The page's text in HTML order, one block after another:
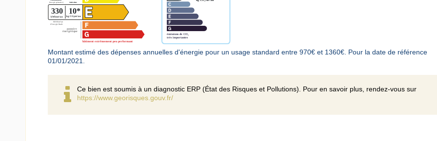
Montant estimé des dépenses annuelles d'énergie pour un usage standard entre 970€ et 1360€. Pour la date de référence
01/01/2021.
Ce bien est soumis à un diagnostic ERP (État des Risques et Pollutions). Pour en savoir plus, rendez-vous sur
https://www.georisques.gouv.fr/